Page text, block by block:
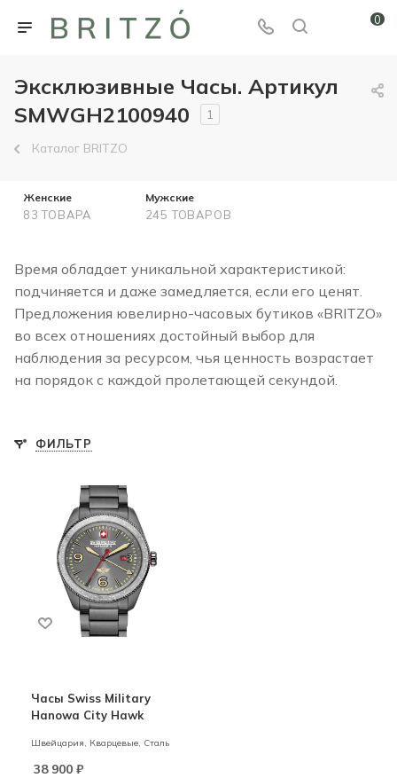
0
Эксклюзивные Часы. Артикул
SMWGH2100940
1
Каталог BRITZO
Женские
83 ТОВАРА
Мужские
245 ТОВАРОВ
Время обладает уникальной характеристикой:
подчиняется и даже замедляется, если его ценят.
Предложения ювелирно-часовых бутиков «BRITZO»
во всех отношениях достойный выбор для
наблюдения за ресурсом, чья ценность возрастает
на порядок с каждой пролетающей секундой.
ФИЛЬТР
Часы Swiss Military
Hanowa City Hawk
Швейцария, Кварцевые, Сталь
38 900 ₽